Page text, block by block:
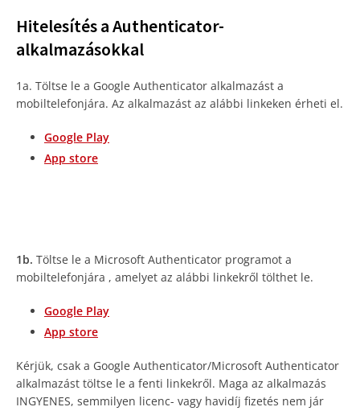
Hitelesítés a Authenticator-
alkalmazásokkal
1a. Töltse le a Google Authenticator alkalmazást a
mobiltelefonjára. Az alkalmazást az alábbi linkeken érheti el.
Google Play
App store
1b. Töltse le a Microsoft Authenticator programot a
mobiltelefonjára , amelyet az alábbi linkekről tölthet le.
Google Play
App store
Kérjük, csak a Google Authenticator/Microsoft Authenticator
alkalmazást töltse le a fenti linkekről. Maga az alkalmazás
INGYENES, semmilyen licenc- vagy havidíj fizetés nem jár